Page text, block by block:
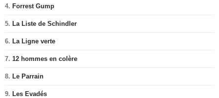
4. Forrest Gump
5. La Liste de Schindler
6. La Ligne verte
7. 12 hommes en colère
8. Le Parrain
9. Les Evadés